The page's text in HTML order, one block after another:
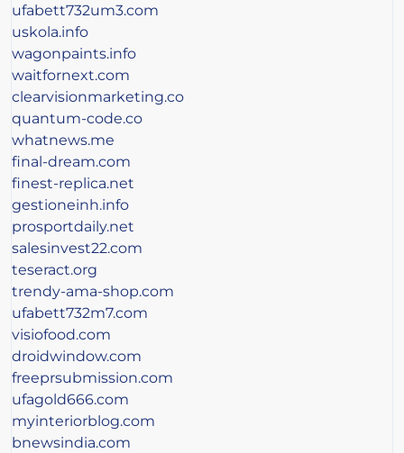
ufabett732um3.com
uskola.info
wagonpaints.info
waitfornext.com
clearvisionmarketing.co
quantum-code.co
whatnews.me
final-dream.com
finest-replica.net
gestioneinh.info
prosportdaily.net
salesinvest22.com
teseract.org
trendy-ama-shop.com
ufabett732m7.com
visiofood.com
droidwindow.com
freeprsubmission.com
ufagold666.com
myinteriorblog.com
bnewsindia.com